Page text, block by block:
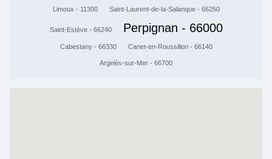
Limoux - 11300 Saint-Laurent-de-la-Salanque - 66250
Saint-Estève - 66240 Perpignan - 66000
Cabestany - 66330 Canet-en-Roussillon - 66140
Argelès-sur-Mer - 66700